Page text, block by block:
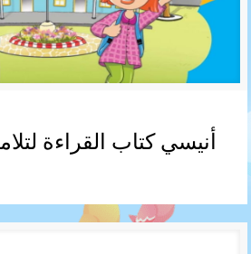
أنيسي كتاب القراءة